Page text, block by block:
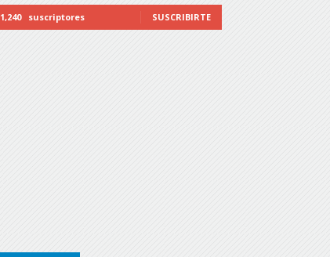
1,240 suscriptores SUSCRIBIRTE